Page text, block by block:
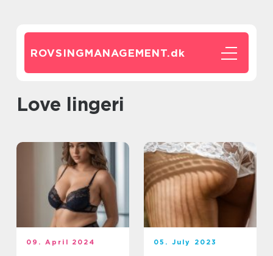
ROVSINGMANAGEMENT.dk
love lingeri
09. April 2024 05. July 2023